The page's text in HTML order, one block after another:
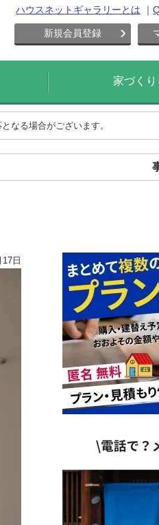
ハウスネットギャラリーとは
新規会員登録
家づく
なる場合がございます。
日